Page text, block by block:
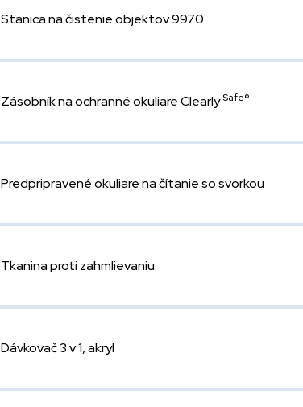
Stanica na čistenie objektov 9970
Zásobník na ochranné okuliare ClearlySafe®
Predpripravené okuliare na čítanie so svorkou
Tkanina proti zahmlievaniu
Dávkovač 3 v 1, akryl